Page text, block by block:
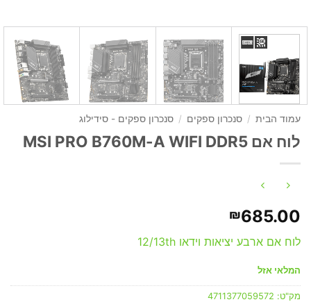
עמוד הבית / סנכרון ספקים / סנכרון ספקים - סידילוג
לוח אם MSI PRO B760M-A WIFI DDR5
₪685.00
לוח אם ארבע יציאות וידאו 12/13th
המלאי אזל
מק"ט: 4711377059572